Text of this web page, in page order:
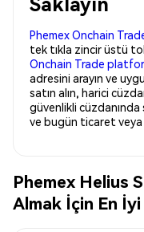
Phemex Onchain
tek tıkla zincir üstü
Onchain Trade
adresini arayın ve
satın alın, harici
güvenlikli cüzdanında
ve bugün ticaret veya
Phemex Helius
Almak İçin En